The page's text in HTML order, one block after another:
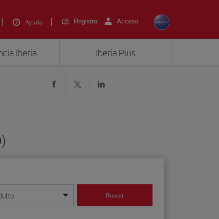
Ayuda Registro Acceso
Iberia Iberia Plus
mes/año
Buscar